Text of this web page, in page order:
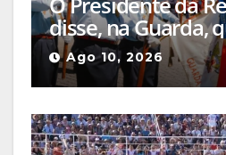
disse, na Guarda,
milhões de euros
para a
Natural da Serra
«quase nada foi
ao momento
Ago 10, 2026